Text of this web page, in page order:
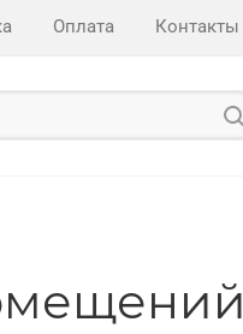
Оплата Контакты